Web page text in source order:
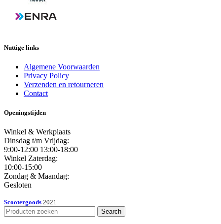
Nuttige links
Algemene Voorwaarden
Privacy Policy
Verzenden en retourneren
Contact
Openingstijden
Winkel & Werkplaats
Dinsdag t/m Vrijdag:
9:00-12:00 13:00-18:00
Winkel Zaterdag:
10:00-15:00
Zondag & Maandag:
Gesloten
Scootergoods 2021
Search